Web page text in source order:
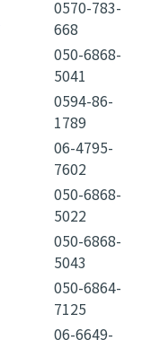
0570-783-
668
050-6868-
5041
0594-86-
1789
06-4795-
7602
050-6868-
5022
050-6868-
5043
050-6864-
7125
06-6649-